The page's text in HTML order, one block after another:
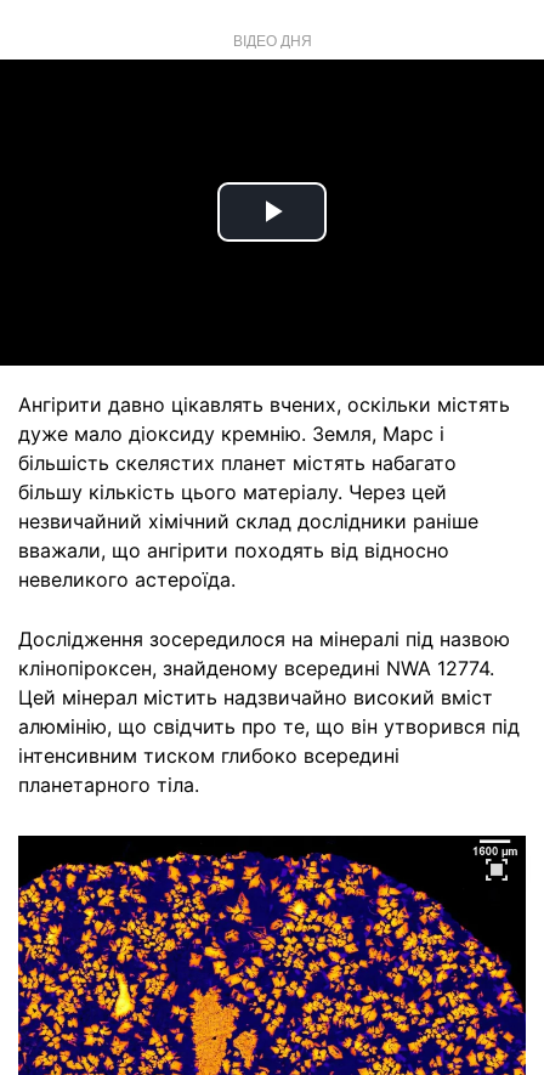
ВІДЕО ДНЯ
Play
Ангірити давно цікавлять вчених, оскільки містять
дуже мало діоксиду кремнію. Земля, Марс і
більшість скелястих планет містять набагато
більшу кількість цього матеріалу. Через цей
незвичайний хімічний склад дослідники раніше
вважали, що ангірити походять від відносно
невеликого астероїда.
Дослідження зосередилося на мінералі під назвою
клінопіроксен, знайденому всередині NWA 12774.
Цей мінерал містить надзвичайно високий вміст
алюмінію, що свідчить про те, що він утворився під
інтенсивним тиском глибоко всередині
планетарного тіла.